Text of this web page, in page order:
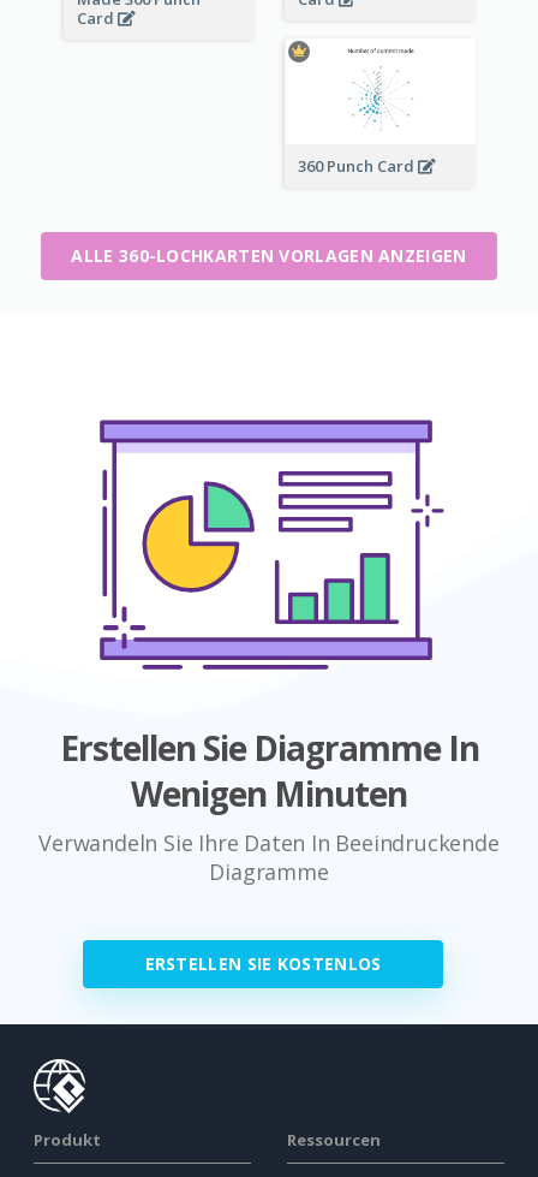
Card
360 Punch Card
ALLE 360-LOCHKARTEN VORLAGEN ANZEIGEN
Erstellen Sie Diagramme In
Wenigen Minuten
Verwandeln Sie Ihre Daten In Beeindruckende
Diagramme
ERSTELLEN SIE KOSTENLOS
Produkt Ressourcen